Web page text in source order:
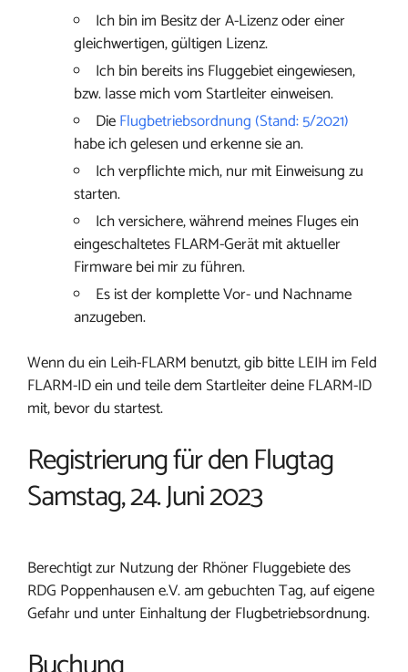
Ich bin im Besitz der A-Lizenz oder einer
gleichwertigen, gültigen Lizenz.
Ich bin bereits ins Fluggebiet eingewiesen,
bzw. lasse mich vom Startleiter einweisen.
DieFlugbetriebsordnung (Stand: 5/2021)
habe ich gelesen und erkenne sie an.
Ich verpflichte mich, nur mit Einweisung zu
starten.
Ich versichere, während meines Fluges ein
eingeschaltetes FLARM-Gerät mit aktueller
Firmware bei mir zu führen.
Es ist der komplette Vor- und Nachname
anzugeben.
Wenn du ein Leih-FLARM benutzt, gib bitte LEIH im Feld
FLARM-ID ein und teile dem Startleiter deine FLARM-ID
mit, bevor du startest.
Registrierung für den Flugtag
Samstag, 24. Juni 2023
Berechtigt zur Nutzung der Rhöner Fluggebiete des
RDG Poppenhausen e.V. am gebuchten Tag, auf eigene
Gefahr und unter Einhaltung der Flugbetriebsordnung.